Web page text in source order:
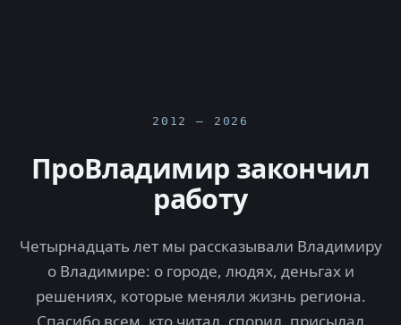
2012 — 2026
ПроВладимир закончил
работу
Четырнадцать лет мы рассказывали Владимиру
о Владимире: о городе, людях, деньгах и
решениях, которые меняли жизнь региона.